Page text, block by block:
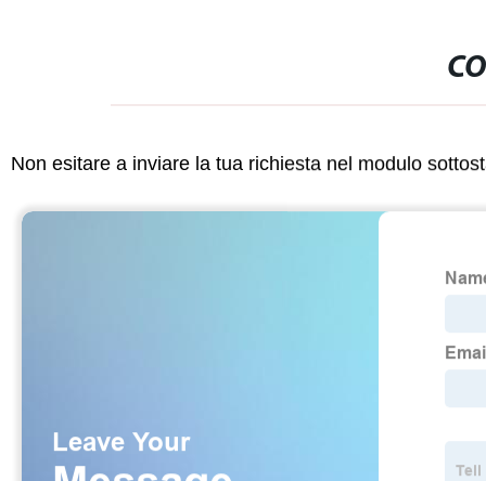
Non esitare a inviare la tua richiesta nel modulo